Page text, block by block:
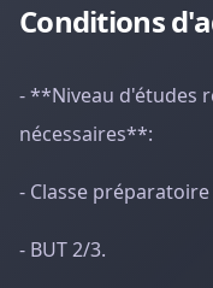
Conditions
- **Niveau d'études
nécessaires**:
- Classe préparatoire
- BUT 2/3.